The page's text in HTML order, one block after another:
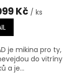
Kč / ks
je mikina pro ty,
do vitríny
a je...